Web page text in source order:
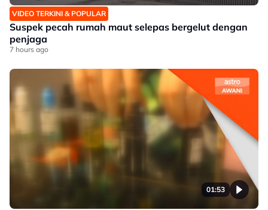
VIDEO TERKINI & POPULAR
Suspek pecah rumah maut selepas bergelut dengan
penjaga
7 hours ago
01:53